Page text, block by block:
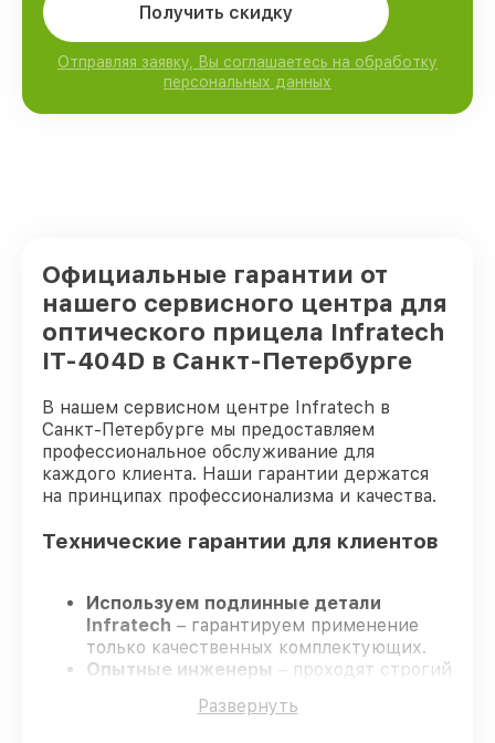
Получить скидку
Отправляя заявку, Вы соглашаетесь на обработку
персональных данных
Официальные гарантии от
нашего сервисного центра для
оптического прицела Infratech
IT-404D в Санкт-Петербурге
В нашем сервисном центре Infratech в
Санкт-Петербурге мы предоставляем
профессиональное обслуживание для
каждого клиента. Наши гарантии держатся
на принципах профессионализма и качества.
Технические гарантии для клиентов
Используем подлинные детали
Infratech – гарантируем применение
только качественных комплектующих.
Опытные инженеры – проходят строгий
профессионализма.
Развернуть